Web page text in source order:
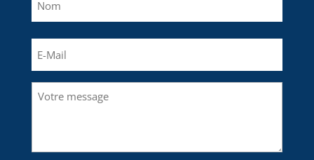
mail
Votre
message